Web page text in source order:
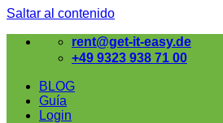
Saltar al contenido
rent@get-it-easy.de
+49 9323 938 71 00
BLOG
Guía
Login